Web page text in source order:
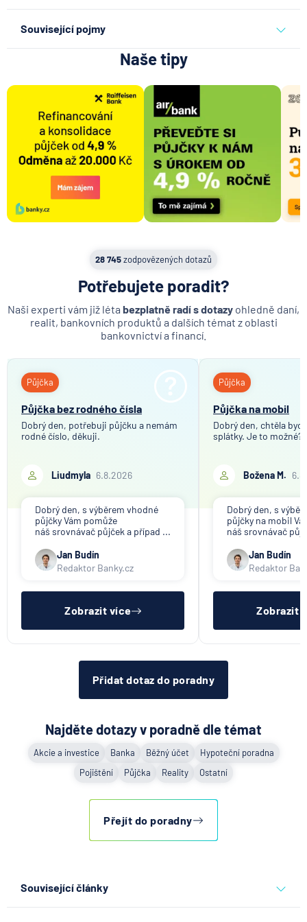
Související pojmy
SVJ - Společenství vlastníků jednotek
Podlahová plocha bytu
Provize realitní kanceláři a makléři
Aukce nemovitosti
Výhradní spolupráce při prodeji
Tržní cena nemovitosti
Investice do nemovitosti
Katastrální výměra
Naše tipy
28 745zodpovězených dotazů
Potřebujete poradit?
Naši experti vám již léta bezplatně radí s dotazy ohledně daní,
realit, bankovních produktů a dalších témat z oblasti
bankovnictví a financí.
Půjčka
Půjčka bez rodného čísla
Dobrý den, potřebuji půjčku a nemám
rodné číslo, děkuji.
Liudmyla 6.8.2026
Dobrý den, s výběrem vhodné
půjčky Vám pomůže
náš srovnávač půjček a případ ...
Jan Budín
Redaktor Banky.cz
Zobrazit více
Půjčka
Půjčka na mobil
Dobrý den, chtěla
splátky. Je to možné?
Božena M.
Dobrý den, s
půjčky na mobil
náš srovnávač
Jan Budín
Redaktor
Zobrazit
Přidat dotaz do poradny
Najděte dotazy v poradně dle témat
Akcie a investice Banka Běžný účet
Hypoteční poradna
Pojištění
Půjčka Reality Ostatní
Přejít do poradny
Související články